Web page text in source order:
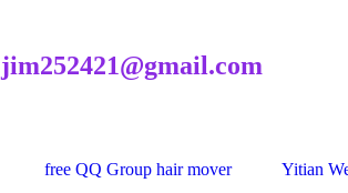
jim252421@gmail.com
free QQ Group hair mover Yitian